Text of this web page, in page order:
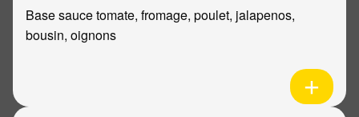
Base sauce tomate, fromage, poulet, jalapenos,
bousin, oignons